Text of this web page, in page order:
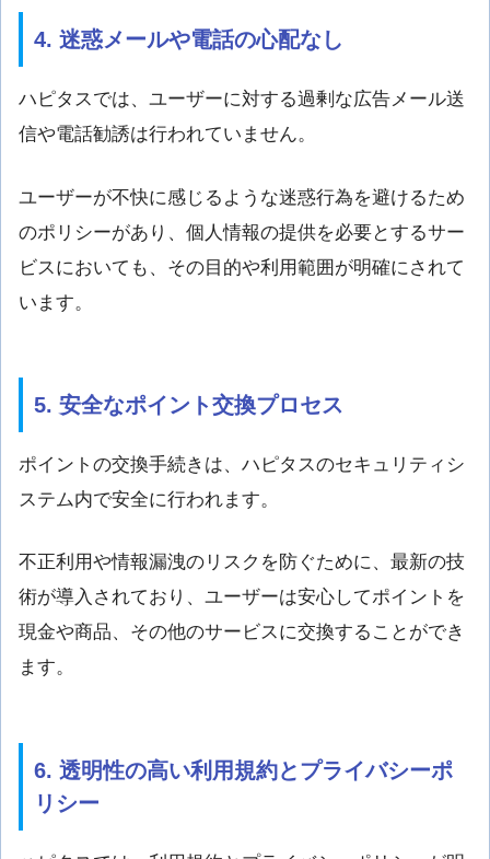
4. 迷惑メールや電話の心配なし
ハピタスでは、ユーザーに対する過剰な広告メール送
信や電話勧誘は行われていません。
ユーザーが不快に感じるような迷惑行為を避けるため
のポリシーがあり、個人情報の提供を必要とするサー
ビスにおいても、その目的や利用範囲が明確にされて
います。
5. 安全なポイント交換プロセス
ポイントの交換手続きは、ハピタスのセキュリティシ
ステム内で安全に行われます。
不正利用や情報漏洩のリスクを防ぐために、最新の技
術が導入されており、ユーザーは安心してポイントを
現金や商品、その他のサービスに交換することができ
ます。
6. 透明性の高い利用規約とプライバシーポ
リシー